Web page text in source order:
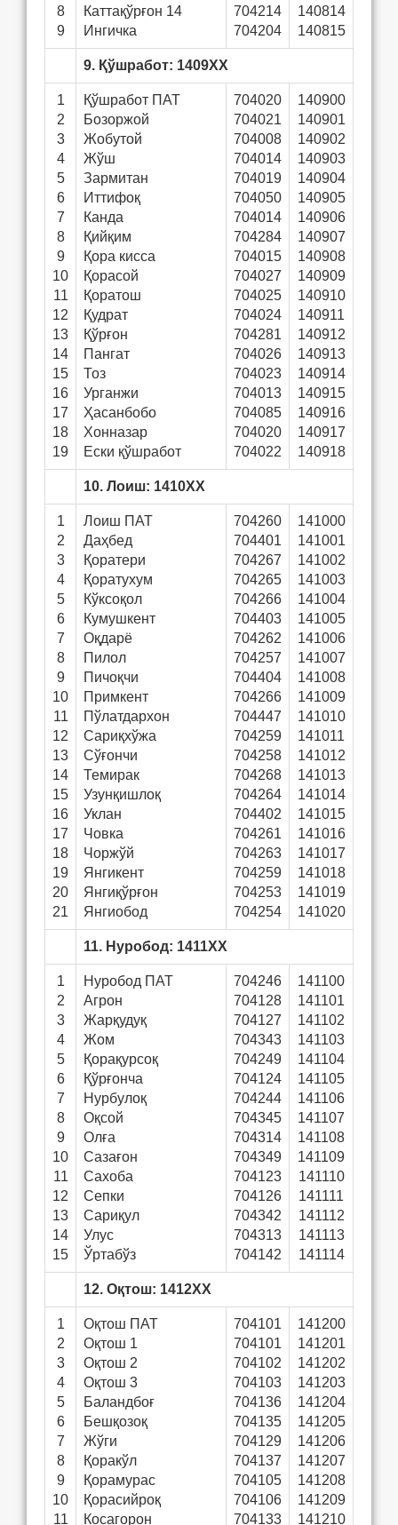
8
9
Каттақўрғон 14
Ингичка
704214
704204
140814
140815
9. Қўшработ: 1409ХХ
1
2
3
4
5
6
7
8
9
10
11
12
13
14
15
16
17
18
19
Қўшработ ПАТ
Бозоржой
Жобутой
Жўш
Зармитан
Иттифоқ
Канда
Қийқим
Қора кисса
Қорасой
Қоратош
Қудрат
Қўрғон
Пангат
Тоз
Урганжи
Ҳасанбобо
Хонназар
Ески қўшработ
704020
704021
704008
704014
704019
704050
704014
704284
704015
704027
704025
704024
704281
704026
704023
704013
704085
704020
704022
140900
140901
140902
140903
140904
140905
140906
140907
140908
140909
140910
140911
140912
140913
140914
140915
140916
140917
140918
10. Лоиш: 1410ХХ
1
2
3
4
5
6
7
8
9
10
11
12
13
14
15
16
17
18
19
20
21
Лоиш ПАТ
Даҳбед
Қоратери
Қоратухум
Кўксоқол
Кумушкент
Оқдарё
Пилол
Пичоқчи
Примкент
Пўлатдархон
Сариқхўжа
Сўғончи
Темирак
Узунқишлоқ
Уклан
Човка
Чоржўй
Янгикент
Янгиқўрғон
Янгиобод
704260
704401
704267
704265
704266
704403
704262
704257
704404
704266
704447
704259
704258
704268
704264
704402
704261
704263
704259
704253
704254
141000
141001
141002
141003
141004
141005
141006
141007
141008
141009
141010
141011
141012
141013
141014
141015
141016
141017
141018
141019
141020
11. Нуробод: 1411ХХ
1
2
3
4
5
6
7
8
9
10
11
12
13
14
15
Нуробод ПАТ
Агрон
Жарқудуқ
Жом
Қорақурсоқ
Қўрғонча
Нурбулоқ
Оқсой
Олға
Сазағон
Сахоба
Сепки
Сариқул
Улус
Ўртабўз
704246
704128
704127
704343
704249
704124
704244
704345
704314
704349
704123
704126
704342
704313
704142
141100
141101
141102
141103
141104
141105
141106
141107
141108
141109
141110
141111
141112
141113
141114
12. Оқтош: 1412ХХ
1
2
3
4
5
6
7
8
9
10
11
Оқтош ПАТ
Оқтош 1
Оқтош 2
Оқтош 3
Баландбоғ
Бешқозоқ
Жўги
Қоракўл
Қорамурас
Қорасийроқ
Косагорон
704101
704101
704102
704103
704136
704135
704129
704137
704105
704106
704133
141200
141201
141202
141203
141204
141205
141206
141207
141208
141209
141210